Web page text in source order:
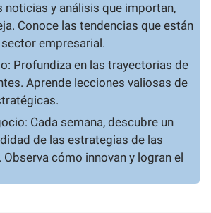
noticias y análisis que importan,
Conoce las tendencias que están
empresarial.
Profundiza en las trayectorias de
Aprende lecciones valiosas de
Cada semana, descubre un
de las estrategias de las
cómo innovan y logran el